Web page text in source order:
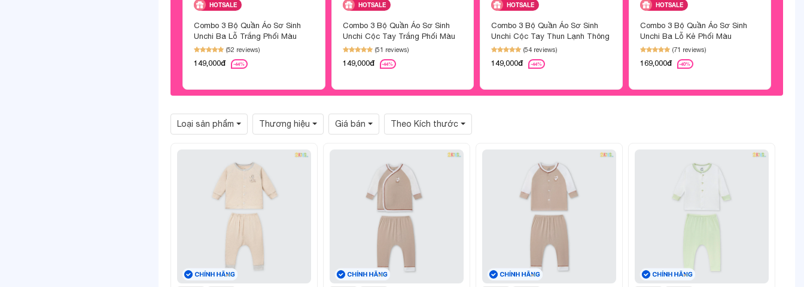
HOTSALE
Combo 3 Bộ Quần Áo Sơ Sinh
Unchi Ba Lỗ Trắng Phối Màu
Họa Tiết (52 reviews)
149,000đ -44%
HOTSALE
Combo 3 Bộ Quần Áo Sơ Sinh
Unchi Cộc Tay Trắng Phối Màu
Họa Tiết (51 reviews)
149,000đ -44%
HOTSALE
Combo 3 Bộ Quần Áo Sơ Sinh
Unchi Cộc Tay Thun Lạnh Thông
Hơi
(54 reviews)
149,000đ -44%
HOTSALE
Combo 3 Bộ Quần Áo Sơ Sinh
Unchi Ba Lỗ Kẻ Phối Màu
(71 reviews)
169,000đ -40%
Loại sản phẩm Thương hiệu Giá bán Theo Kích thước